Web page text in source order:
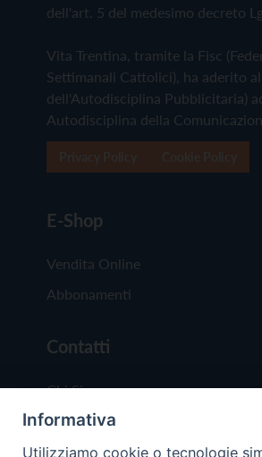
dell'art. 5 del medesimo decreto
Vita Trentina, tramite la Fisc
Settimanali Cattolici), ha aderito
dell'Autodisciplina Pubblicitaria)
Autodisciplina della
E-Shop
Vendita Online
Abbonamenti
Contatti
Chi Siamo
Redazione
Scrivici
Informativa
Utilizziamo cookie o tecnologie